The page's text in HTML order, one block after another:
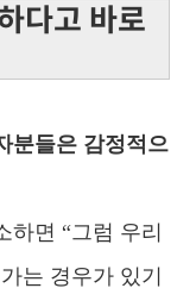
다고 바로
분들은 감정적으
면 “그럼 우리
는 경우가 있기